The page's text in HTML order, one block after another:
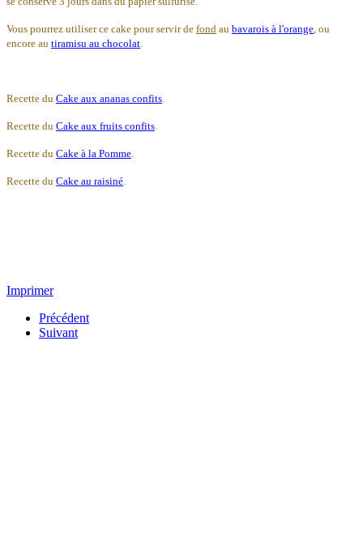
Vous pourrez utiliser ce cake pour servir de fond au bavarois à l'orange, ou
encore au tiramisu au chocolat.
Recette du Cake aux ananas confits.
Recette du Cake aux fruits confits.
Recette du Cake à la Pomme.
Recette du Cake au raisiné.
Imprimer
Précédent
Suivant